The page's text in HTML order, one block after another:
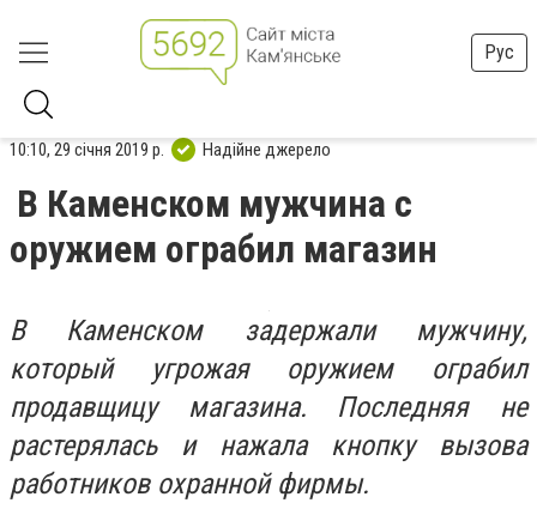
Рус
10:10, 29 січня 2019 р. Надійне джерело
В Каменском мужчина с
оружием ограбил магазин
В Каменском задержали мужчину,
который угрожая оружием ограбил
продавщицу магазина. Последняя не
растерялась и нажала кнопку вызова
работников охранной фирмы.